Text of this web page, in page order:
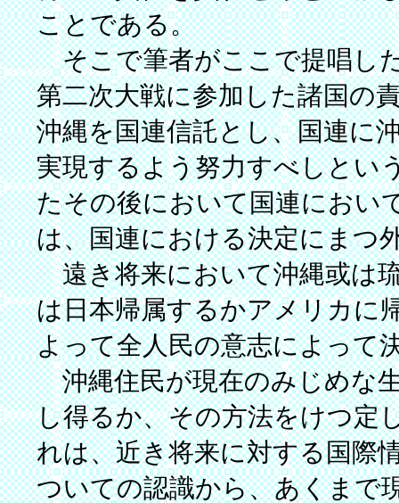
ことである。
そこで筆者がここで提唱し
第二次大戦に参加した諸国の
沖縄を国連信託とし、国連に
実現するよう努力すべしとい
たその後において国連におい
は、国連における決定にまつ
遠き将来において沖縄或は
は日本帰属するかアメリカに
よって全人民の意志によって
沖縄住民が現在のみじめな
し得るか、その方法をけつ定
れは、近き将来に対する国際
ついての認識から、あくまで